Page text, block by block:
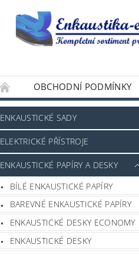
OBCHODNÍ PODMÍNKY
ENKAUSTICKÉ SADY
ELEKTRICKÉ PŘÍSTROJE
ENKAUSTICKÉ PAPÍRY A DESKY
BÍLÉ ENKAUSTICKÉ PAPÍRY
BAREVNÉ ENKAUSTICKÉ PAPÍRY
ENKAUSTICKÉ DESKY ECONOMY
ENKAUSTICKÉ DESKY